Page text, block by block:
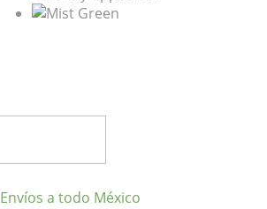
Envíos a todo México